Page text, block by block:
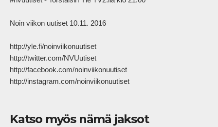
Noin viikon uutiset 10.11. 2016
http://yle.fi/noinviikonuutiset
http://twitter.com/NVUutiset
http://facebook.com/noinviikonuutiset
http://instagram.com/noinviikonuutiset
Katso myös nämä jaksot